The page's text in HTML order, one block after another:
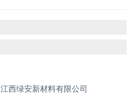
西绿安新材料有限公司